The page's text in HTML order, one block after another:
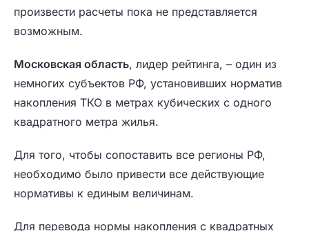
произвести расчеты пока не представляется
возможным.
Московская область, лидер рейтинга, – один из
немногих субъектов РФ, установивших норматив
накопления ТКО в метрах кубических с одного
квадратного метра жилья.
Для того, чтобы сопоставить все регионы РФ,
необходимо было привести все действующие
нормативы к единым величинам.
Для перевода нормы накопления с квадратных